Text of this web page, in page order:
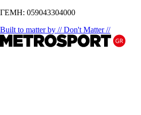
ΓΕΜΗ: 059043304000
Built to matter by // Don't Matter //